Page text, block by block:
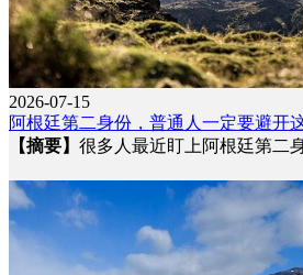
2026-07-15
阿根廷第二身份，普通人一定要避开
【摘要】 很多人最近盯上阿根廷第二